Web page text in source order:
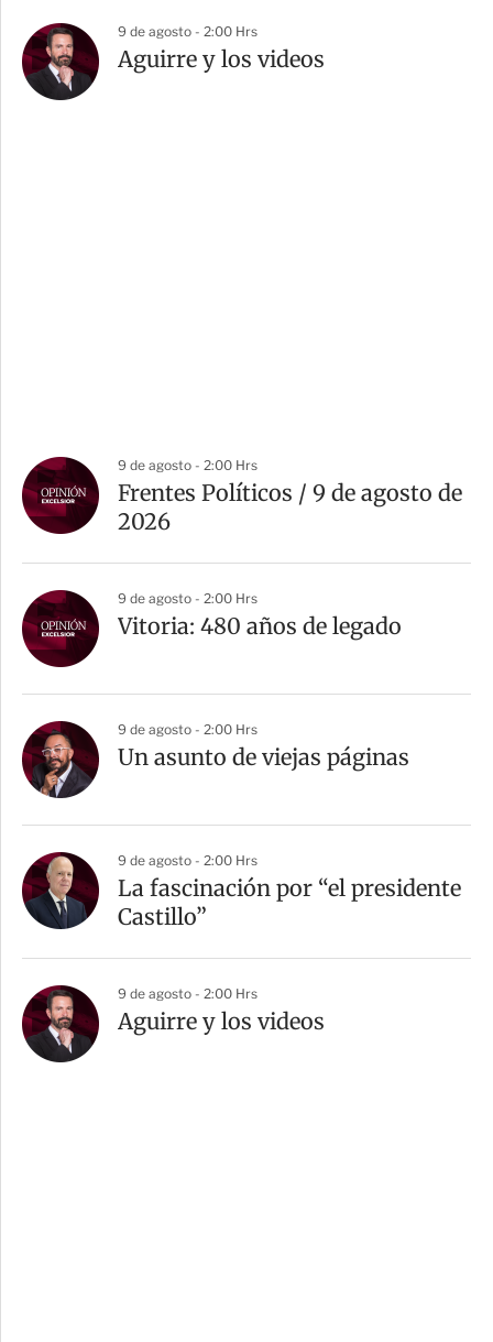
9 de agosto - 2:00 Hrs
Aguirre y los videos
9 de agosto - 2:00 Hrs
Frentes Políticos / 9 de agosto de
2026
9 de agosto - 2:00 Hrs
Vitoria: 480 años de legado
9 de agosto - 2:00 Hrs
Un asunto de viejas páginas
9 de agosto - 2:00 Hrs
La fascinación por “el presidente
Castillo”
9 de agosto - 2:00 Hrs
Aguirre y los videos